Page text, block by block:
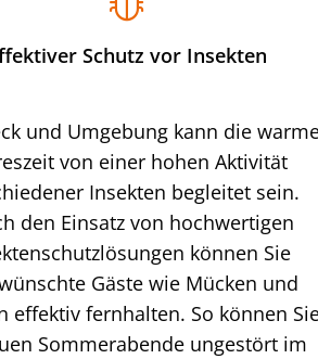
Schutz vor Insekten
und Umgebung kann die
von einer hohen Aktivität
Insekten begleitet sein.
den Einsatz von hochwertigen
können Sie
Gäste wie Mücken und
effektiv fernhalten. So können
Sommerabende ungestört im